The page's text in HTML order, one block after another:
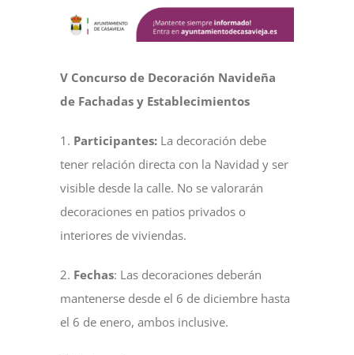
MULTIMEDIA
SEDE ELECTRÓNICA
CONTACTO
V Concurso de Decoración Navideña
de Fachadas y Establecimientos
1. Participantes: La decoración debe
tener relación directa con la Navidad y ser
visible desde la calle. No se valorarán
decoraciones en patios privados o
interiores de viviendas.
2. Fechas: Las decoraciones deberán
mantenerse desde el 6 de diciembre hasta
el 6 de enero, ambos inclusive.